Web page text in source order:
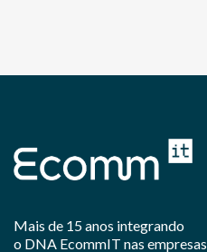
Mais de 15 anos integrando
o DNA EcommIT nas empresas